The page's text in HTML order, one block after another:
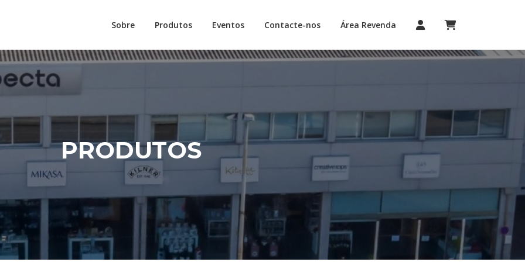
Sobre Produtos Eventos Contacte-nos Área Revenda
PRODUTOS